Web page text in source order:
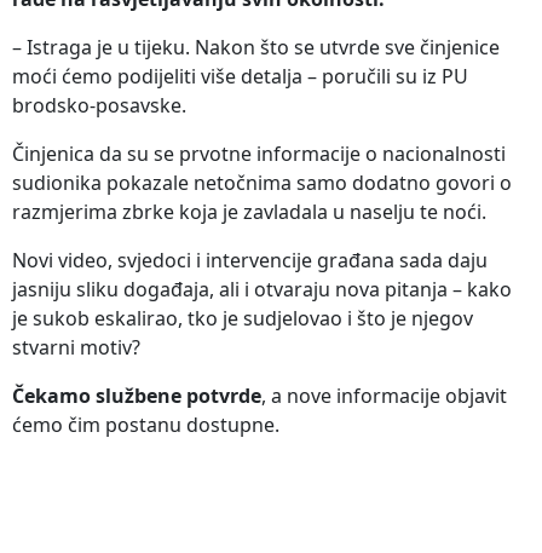
– Istraga je u tijeku. Nakon što se utvrde sve činjenice
moći ćemo podijeliti više detalja – poručili su iz PU
brodsko-posavske.
Činjenica da su se prvotne informacije o nacionalnosti
sudionika pokazale netočnima samo dodatno govori o
razmjerima zbrke koja je zavladala u naselju te noći.
Novi video, svjedoci i intervencije građana sada daju
jasniju sliku događaja, ali i otvaraju nova pitanja – kako
je sukob eskalirao, tko je sudjelovao i što je njegov
stvarni motiv?
Čekamo službene potvrde, a nove informacije objavit
ćemo čim postanu dostupne.